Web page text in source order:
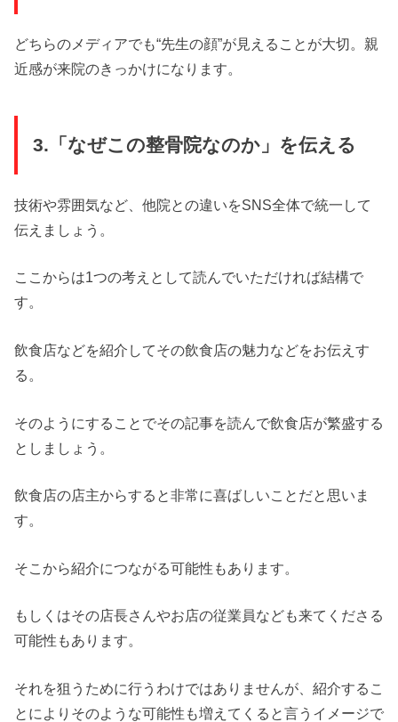
どちらのメディアでも“先生の顔”が見えることが大切。親
近感が来院のきっかけになります。
3.「なぜこの整骨院なのか」を伝える
技術や雰囲気など、他院との違いをSNS全体で統一して
伝えましょう。
ここからは1つの考えとして読んでいただければ結構で
す。
飲食店などを紹介してその飲食店の魅力などをお伝えす
る。
そのようにすることでその記事を読んで飲食店が繁盛する
としましょう。
飲食店の店主からすると非常に喜ばしいことだと思いま
す。
そこから紹介につながる可能性もあります。
もしくはその店長さんやお店の従業員なども来てくださる
可能性もあります。
それを狙うために行うわけではありませんが、紹介するこ
とによりそのような可能性も増えてくると言うイメージで